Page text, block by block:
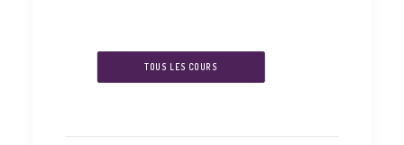
TOUS LES COURS